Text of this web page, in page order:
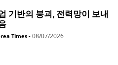
기반의 붕괴, 전력망이 보내
Times - 08/07/2026